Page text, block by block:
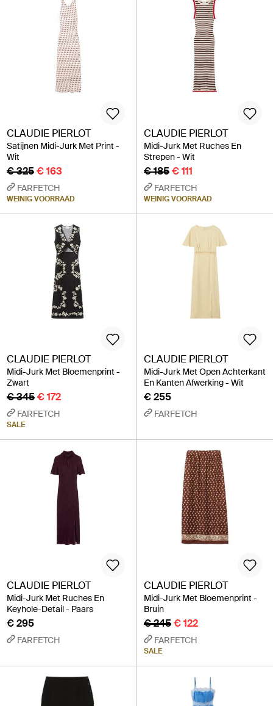
CLAUDIE PIERLOT
Satijnen Midi-Jurk Met Print -
Wit
€ 325€ 163
FARFETCH
WEINIG VOORRAAD
CLAUDIE PIERLOT
Midi-Jurk Met Ruches En
Strepen - Wit
€ 185€ 111
FARFETCH
WEINIG VOORRAAD
CLAUDIE PIERLOT
Midi-Jurk Met Bloemenprint -
Zwart
€ 345€ 172
FARFETCH
SALE
CLAUDIE PIERLOT
Midi-Jurk Met Open Achterkant
En Kanten Afwerking - Wit
€ 255
FARFETCH
CLAUDIE PIERLOT
Midi-Jurk Met Ruches En
Keyhole-Detail - Paars
€ 295
FARFETCH
CLAUDIE PIERLOT
Midi-Jurk Met Bloemenprint -
Bruin
€ 245€ 122
FARFETCH
SALE